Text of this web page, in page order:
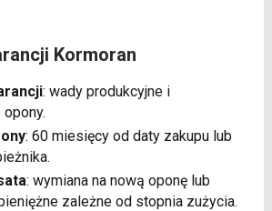
Kormoran
: wady produkcyjne i
opony.
: 60 miesięcy od daty zakupu lub
: wymiana na nową oponę lub
zależne od stopnia zużycia.